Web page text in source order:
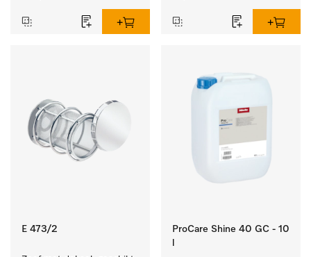
glazen.
E 473/2
ProCare Shine 40 GC - 10